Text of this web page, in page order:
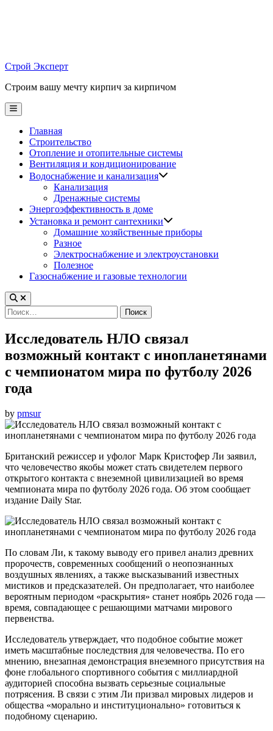
Строй Эксперт
Строим вашу мечту кирпич за кирпичом
Main
Menu
Главная
Строительство
Отопление и отопительные системы
Вентиляция и кондиционирование
Водоснабжение и канализация
Канализация
Дренажные системы
Энергоэффективность в доме
Установка и ремонт сантехники
Домашние хозяйственные приборы
Разное
Электроснабжение и электроустановки
Полезное
Газоснабжение и газовые технологии
Найти:
Исследователь НЛО связал
возможный контакт с инопланетянами
с чемпионатом мира по футболу 2026
года
by pmsur
Британский режиссер и уфолог Марк Кристофер Ли заявил,
что человечество якобы может стать свидетелем первого
открытого контакта с внеземной цивилизацией во время
чемпионата мира по футболу 2026 года. Об этом сообщает
издание Daily Star.
По словам Ли, к такому выводу его привел анализ древних
пророчеств, современных сообщений о неопознанных
воздушных явлениях, а также высказываний известных
мистиков и предсказателей. Он предполагает, что наиболее
вероятным периодом «раскрытия» станет ноябрь 2026 года —
время, совпадающее с решающими матчами мирового
первенства.
Исследователь утверждает, что подобное событие может
иметь масштабные последствия для человечества. По его
мнению, внезапная демонстрация внеземного присутствия на
фоне глобального спортивного события с миллиардной
аудиторией способна вызвать серьезные социальные
потрясения. В связи с этим Ли призвал мировых лидеров и
общества «морально и институционально» готовиться к
подобному сценарию.